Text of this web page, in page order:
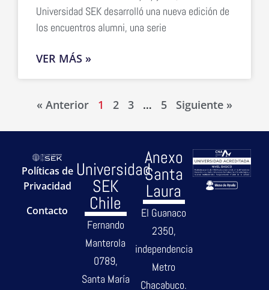
Universidad SEK desarrolló una nueva edición de
los encuentros alumni, una serie
VER MÁS »
« Anterior 1 2 3 … 5 Siguiente »
Políticas de
Privacidad
Contacto
Universidad
SEK
Chile
Fernando
Manterola
0789,
Santa María
Anexo
Santa
Laura
El Guanaco
2350,
independencia
Metro
Chacabuco.